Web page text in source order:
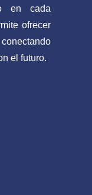
en cada
ofrecer
el futuro.